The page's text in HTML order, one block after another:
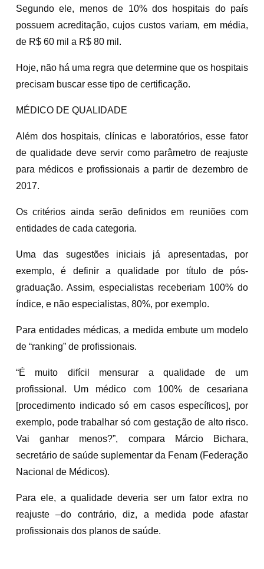
Segundo ele, menos de 10% dos hospitais do país
possuem acreditação, cujos custos variam, em média,
de R$ 60 mil a R$ 80 mil.
Hoje, não há uma regra que determine que os hospitais
precisam buscar esse tipo de certificação.
MÉDICO DE QUALIDADE
Além dos hospitais, clínicas e laboratórios, esse fator
de qualidade deve servir como parâmetro de reajuste
para médicos e profissionais a partir de dezembro de
2017.
Os critérios ainda serão definidos em reuniões com
entidades de cada categoria.
Uma das sugestões iniciais já apresentadas, por
exemplo, é definir a qualidade por título de pós-
graduação. Assim, especialistas receberiam 100% do
índice, e não especialistas, 80%, por exemplo.
Para entidades médicas, a medida embute um modelo
de “ranking” de profissionais.
“É muito difícil mensurar a qualidade de um
profissional. Um médico com 100% de cesariana
[procedimento indicado só em casos específicos], por
exemplo, pode trabalhar só com gestação de alto risco.
Vai ganhar menos?”, compara Márcio Bichara,
secretário de saúde suplementar da Fenam (Federação
Nacional de Médicos).
Para ele, a qualidade deveria ser um fator extra no
reajuste –do contrário, diz, a medida pode afastar
profissionais dos planos de saúde.